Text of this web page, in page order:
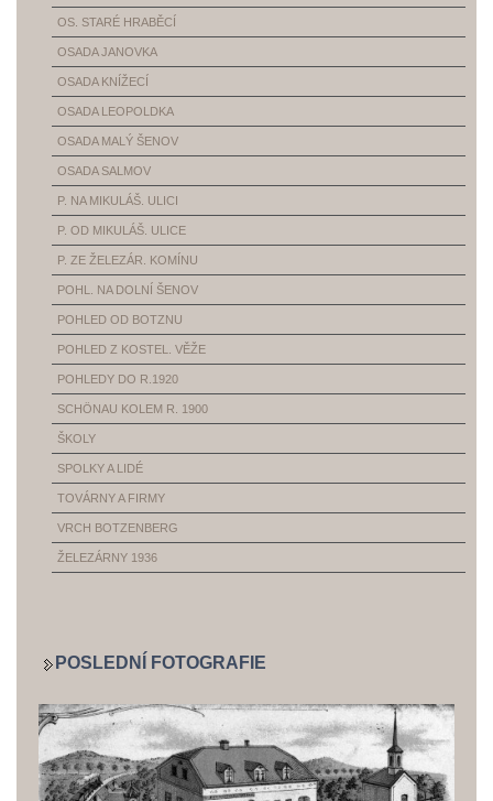
OS. STARÉ HRABĚCÍ
OSADA JANOVKA
OSADA KNÍŽECÍ
OSADA LEOPOLDKA
OSADA MALÝ ŠENOV
OSADA SALMOV
P. NA MIKULÁŠ. ULICI
P. OD MIKULÁŠ. ULICE
P. ZE ŽELEZÁR. KOMÍNU
POHL. NA DOLNÍ ŠENOV
POHLED OD BOTZNU
POHLED Z KOSTEL. VĚŽE
POHLEDY DO R.1920
SCHÖNAU KOLEM R. 1900
ŠKOLY
SPOLKY A LIDÉ
TOVÁRNY A FIRMY
VRCH BOTZENBERG
ŽELEZÁRNY 1936
POSLEDNÍ FOTOGRAFIE